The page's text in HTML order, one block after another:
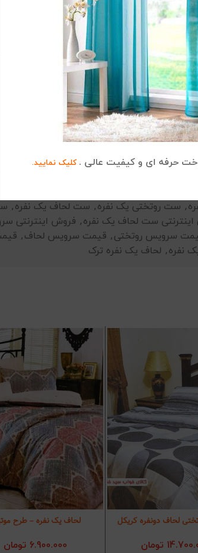
حرفه ای و کیفیت عالی . کلیک نمایید.
بتواند به راحتی با هر رنگ اتاق خوابی
, ست روتختی یک نفره, ست لحاف یک نفره,
ست لحاف یک نفره, فروش اینترنتی
سرویس روتختی, قیمت سرویس لحاف,
نفره, لحاف یک نفره ترک
به سبد خرید
لحاف دونفره کریکل
تومان
افزودن به سبد خرید
لحاف یک نفره – طرح
6.900.000 تومان